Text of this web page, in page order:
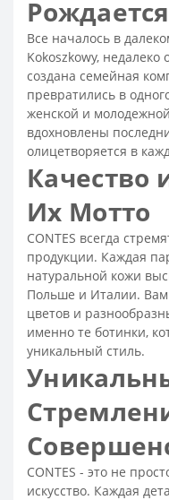
Теплые сапоги на зиму
Классические зимние
Сапоги зимние
Купить сапоги зимние
Сапоги зимние
Зимние сапоги женские
Сапоги женские
Женские осенние
Сапоги осенние
Сапоги кожаные
Сапоги замшевые
Сапоги демисезонные
Осенние сапоги
Сапоги демисезонные
Ботинки на высокой
Ортопедические
Женские спортивные
Женские ботинки на
Женские ботинки на
Все началось в
Kokoszkowy,
создана семейная
превратились в
женской и
вдохновлены
олицетворяется в
Качество
Их Мотто
CONTES всегда
продукции. Каждая
натуральной кожи
Польше и Италии.
цветов и
именно те ботинки,
уникальный стиль.
CONTES - это не
искусство. Каждая